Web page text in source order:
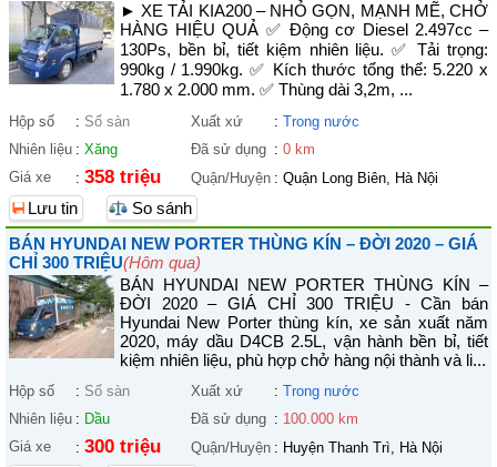
► XE TẢI KIA200 – NHỎ GỌN, MẠNH MẼ, CHỞ
HÀNG HIỆU QUẢ ✅ Động cơ Diesel 2.497cc –
130Ps, bền bỉ, tiết kiệm nhiên liệu. ✅ Tải trọng:
990kg / 1.990kg. ✅ Kích thước tổng thể: 5.220 x
1.780 x 2.000 mm. ✅ Thùng dài 3,2m, ...
Hộp số : Số sàn Xuất xứ : Trong nước
Nhiên liệu : Xăng Đã sử dụng : 0 km
Giá xe
: 358 triệu Quận/Huyện : Quận Long Biên, Hà Nội
Lưu tin
So sánh
BÁN HYUNDAI NEW PORTER THÙNG KÍN – ĐỜI 2020 – GIÁ
CHỈ 300 TRIỆU(Hôm qua)
BÁN HYUNDAI NEW PORTER THÙNG KÍN –
ĐỜI 2020 – GIÁ CHỈ 300 TRIỆU - Cần bán
Hyundai New Porter thùng kín, xe sản xuất năm
2020, máy dầu D4CB 2.5L, vận hành bền bỉ, tiết
kiệm nhiên liệu, phù hợp chở hàng nội thành và li...
Hộp số : Số sàn Xuất xứ : Trong nước
Nhiên liệu : Dầu Đã sử dụng : 100.000 km
Giá xe
: 300 triệu Quận/Huyện : Huyện Thanh Trì, Hà Nội